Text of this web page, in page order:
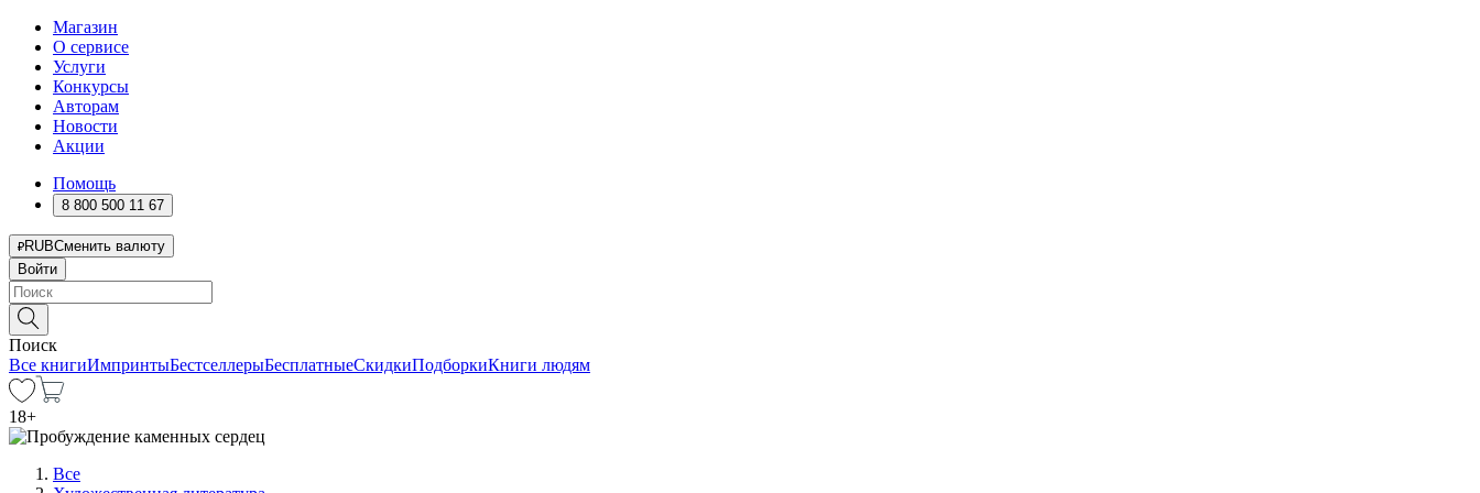
Магазин
О сервисе
Услуги
Конкурсы
Авторам
Новости
Акции
Помощь
8 800 500 11 67
RUBСменить валюту
Войти
Поиск
Все книгиИмпринтыБестселлерыБесплатныеСкидкиПодборкиКниги людям
18+
Все